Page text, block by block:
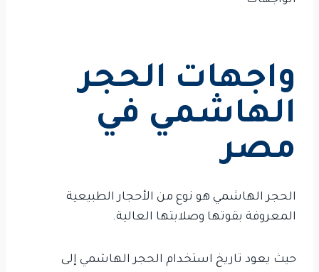
واجهات الحجر
الهاشمي في
مصر
الحجر الهاشمي هو نوع من الأحجار الطبيعية
المعروفة بقوتها وصلابتها العالية.
حيث يعود تاريخ استخدام الحجر الهاشمي إلى